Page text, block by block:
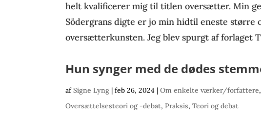
helt kvalificerer mig til titlen oversætter. Min
Södergrans digte er jo min hidtil eneste større
oversætterkunsten. Jeg blev spurgt af forlaget
Hun synger med de dødes
afSigne Lyng |feb 26, 2024 |Om enkelte værker/forfattere
Oversættelsesteori og -debat,Praksis,Teori og debat